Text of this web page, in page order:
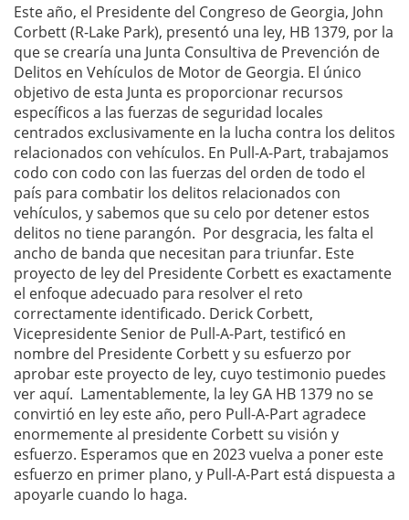
Este año, el Presidente del Congreso de Georgia, John
Corbett (R-Lake Park), presentó una ley, HB 1379, por la
que se crearía una Junta Consultiva de Prevención de
Delitos en Vehículos de Motor de Georgia. El único
objetivo de esta Junta es proporcionar recursos
específicos a las fuerzas de seguridad locales
centrados exclusivamente en la lucha contra los delitos
relacionados con vehículos. En Pull-A-Part, trabajamos
codo con codo con las fuerzas del orden de todo el
país para combatir los delitos relacionados con
vehículos, y sabemos que su celo por detener estos
delitos no tiene parangón. Por desgracia, les falta el
ancho de banda que necesitan para triunfar. Este
proyecto de ley del Presidente Corbett es exactamente
el enfoque adecuado para resolver el reto
correctamente identificado. Derick Corbett,
Vicepresidente Senior de Pull-A-Part, testificó en
nombre del Presidente Corbett y su esfuerzo por
aprobar este proyecto de ley, cuyo testimonio puedes
ver aquí. Lamentablemente, la ley GA HB 1379 no se
convirtió en ley este año, pero Pull-A-Part agradece
enormemente al presidente Corbett su visión y
esfuerzo. Esperamos que en 2023 vuelva a poner este
esfuerzo en primer plano, y Pull-A-Part está dispuesta a
apoyarle cuando lo haga.